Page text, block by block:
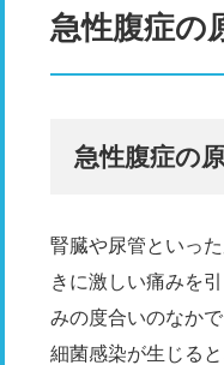
急性腹症の
急性腹症の
腎臓や尿管といっ
きに激しい痛みを
みの度合いのなか
細菌感染が生じる